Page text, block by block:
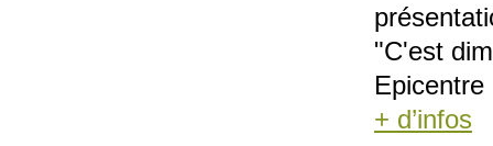
"C'est
+ d’infos